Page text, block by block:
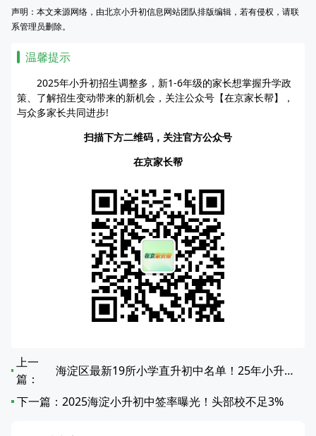
声明：本文来源网络，由北京小升初信息网站团队排版编辑，若有侵权，请联
系管理员删除。
温馨提示
2025年小升初招生调整多，新1-6年级的家长想掌握升学政
策、了解招生变动带来的新机会，关注公众号【在京家长帮】，
与众多家长共同进步!
扫描下方二维码，关注官方公众号
在京家长帮
上一
篇：
海淀区最新19所小学直升初中名单！25年小升初家长必看
下一篇： 2025海淀小升初中签率曝光！头部校不足3%